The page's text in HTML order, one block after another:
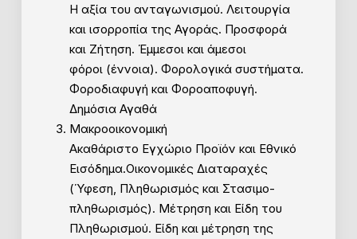
Η αξία του ανταγωνισμού. Λειτουργία
και ισορροπία της Αγοράς. Προσφορά
και Ζήτηση. Έμμεσοι και άμεσοι
φόροι (έννοια). Φορολογικά συστήματα.
Φοροδιαφυγή και Φοροαποφυγή.
Δημόσια Αγαθά
Μακροοικονομική
Ακαθάριστο Εγχώριο Προϊόν και Εθνικό
Εισόδημα.Οικονομικές Διαταραχές
(Ύφεση, Πληθωρισμός και Στασιμο-
πληθωρισμός). Μέτρηση και Είδη του
Πληθωρισμού. Είδη και μέτρηση της